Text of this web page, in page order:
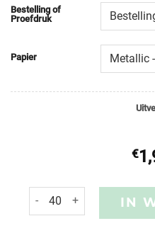
Bestelling of
Proefdruk
Papier
€
IN